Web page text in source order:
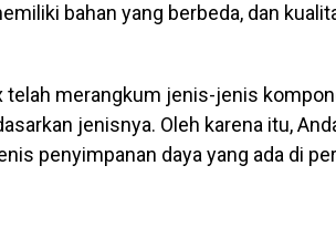
bahan yang berbeda, dan
telah merangkum jenis-jenis
jenisnya. Oleh karena itu,
penyimpanan daya yang ada di